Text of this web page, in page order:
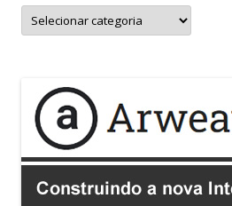
Guia
de
Empresas: